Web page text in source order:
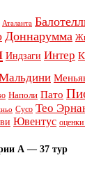
Аталанта
Доннарумма
Индзаги Интер
Наполи Пато
Сусо Тео
Ювентус
А — 37 тур